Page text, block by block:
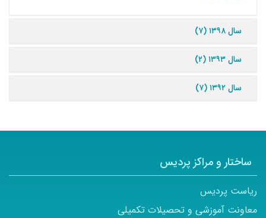
سال ۱۳۹۸ (۷)
سال ۱۳۹۳ (۲)
سال ۱۳۹۲ (۷)
ساختار و مراکز پردیس
ریاست پردیس
معاونت آموزشی و تحصیلات تکمیلی